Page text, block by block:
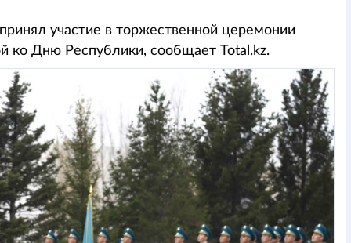
участие в торжественной церемонии
ко Дню Республики, сообщает Total.kz.